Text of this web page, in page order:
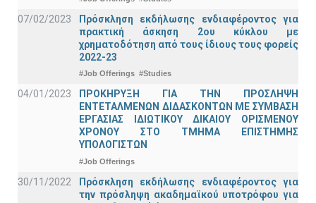
07/02/2023
Πρόσκληση εκδήλωσης ενδιαφέροντος για
πρακτική άσκηση 2ου κύκλου με
χρηματοδότηση από τους ίδιους τους φορείς
2022-23
#Job Offerings #Studies
04/01/2023
ΠΡΟΚΗΡΥΞΗ ΓΙΑ ΤΗΝ ΠΡΟΣΛΗΨΗ
ΕΝΤΕΤΑΛΜΕΝΩΝ ΔΙΔΑΣΚΟΝΤΩΝ ΜΕ ΣΥΜΒΑΣΗ
ΕΡΓΑΣΙΑΣ ΙΔΙΩΤΙΚΟΥ ΔΙΚΑΙΟΥ ΟΡΙΣΜΕΝΟΥ
ΧΡΟΝΟΥ ΣΤΟ ΤΜΗΜΑ ΕΠΙΣΤΗΜΗΣ
ΥΠΟΛΟΓΙΣΤΩΝ
#Job Offerings
30/11/2022
Πρόσκληση εκδήλωσης ενδιαφέροντος για
την πρόσληψη ακαδημαϊκoύ υποτρόφου για